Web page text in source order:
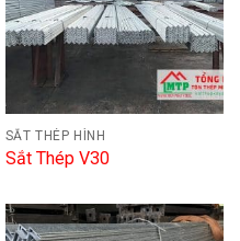
SẮT THÉP HÌNH
Sắt Thép V30